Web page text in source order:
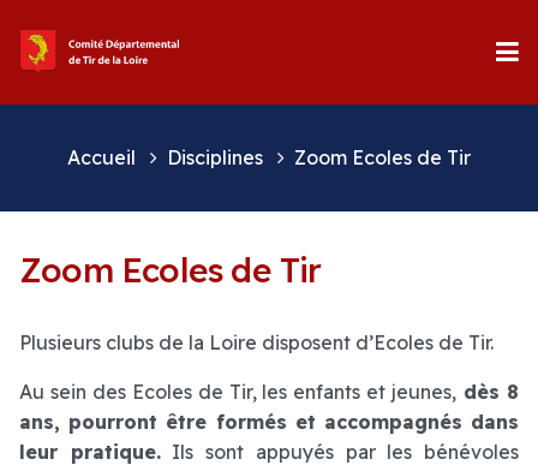
Accueil Disciplines Zoom Ecoles de Tir
Zoom Ecoles de Tir
Plusieurs clubs de la Loire disposent d’Ecoles de Tir.
Au sein des Ecoles de Tir, les enfants et jeunes, dès 8
ans, pourront être formés et accompagnés dans
leur pratique.Ils sont appuyés par les bénévoles